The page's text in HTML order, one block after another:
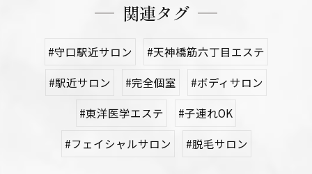
関連タグ
#守口駅近サロン
#天神橋筋六丁目エステ
#駅近サロン
#完全個室
#ボディサロン
#東洋医学エステ
#子連れOK
#フェイシャルサロン
#脱毛サロン